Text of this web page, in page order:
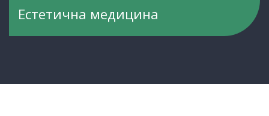
Естетична медицина